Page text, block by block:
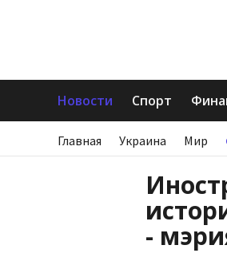
Новости Спорт
Главная Украина Мир
-